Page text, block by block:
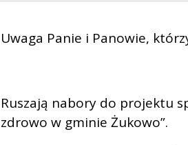
Uwaga Panie i Panowie,
Ruszają nabory do projektu
zdrowo w gminie Żukowo”.